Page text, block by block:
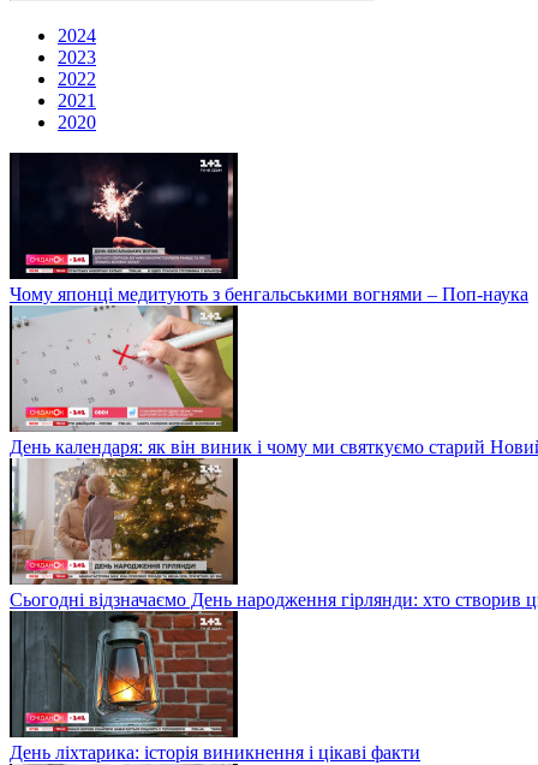
2024
2023
2022
2021
2020
Чому японці медитують з бенгальськими вогнями – Поп-наука
День календаря: як він виник і чому ми святкуємо старий
Сьогодні відзначаємо День народження гірлянди: хто створив
День ліхтарика: історія виникнення і цікаві факти